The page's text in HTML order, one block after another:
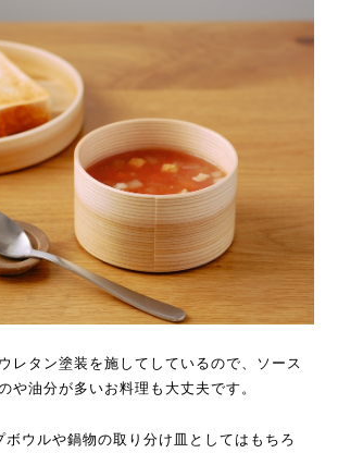
レタン塗装を施してしているので、ソース
や油分が多いお料理も大丈夫です。
ボウルや鍋物の取り分け皿としてはもちろ